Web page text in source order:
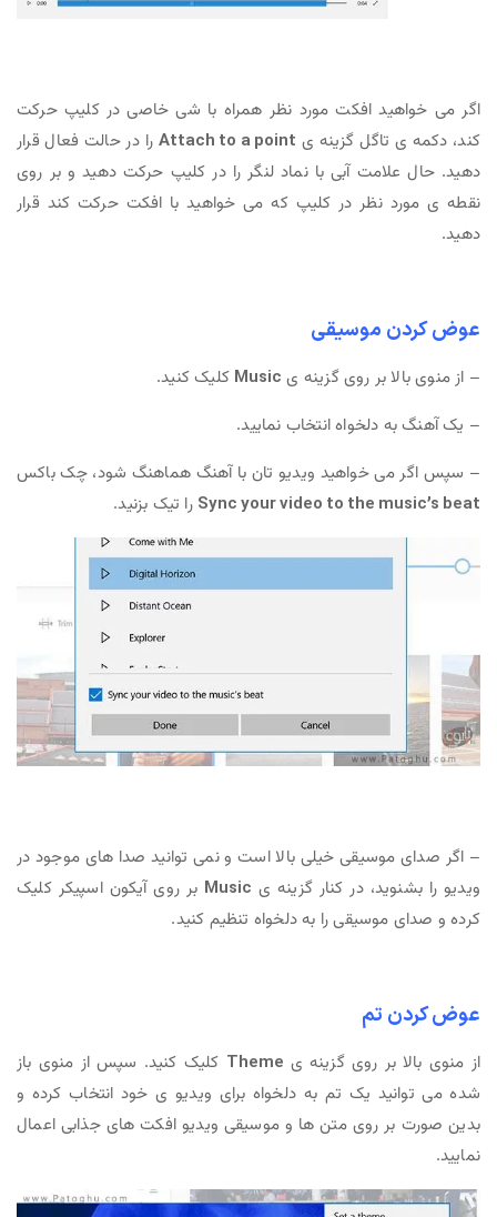
اگر می خواهید افکت مورد نظر همراه با شی خاصی در کلیپ حرکت
کند، دکمه ی تاگل گزینه ی Attach to a point را در حالت فعال قرار
دهید. حال علامت آبی با نماد لنگر را در کلیپ حرکت دهید و بر روی
نقطه ی مورد نظر در کلیپ که می خواهید با افکت حرکت کند قرار
دهید.
عوض کردن موسیقی
– از منوی بالا بر روی گزینه ی Music کلیک کنید.
– یک آهنگ به دلخواه انتخاب نمایید.
– سپس اگر می خواهید ویدیو تان با آهنگ هماهنگ شود، چک باکس
Sync your video to the music’s beat را تیک بزنید.
– اگر صدای موسیقی خیلی بالا است و نمی توانید صدا های موجود در
ویدیو را بشنوید، در کنار گزینه ی Music بر روی آیکون اسپیکر کلیک
کرده و صدای موسیقی را به دلخواه تنظیم کنید.
عوض کردن تم
از منوی بالا بر روی گزینه ی Theme کلیک کنید. سپس از منوی باز
شده می توانید یک تم به دلخواه برای ویدیو ی خود انتخاب کرده و
بدین صورت بر روی متن ها و موسیقی ویدیو افکت های جذابی اعمال
نمایید.